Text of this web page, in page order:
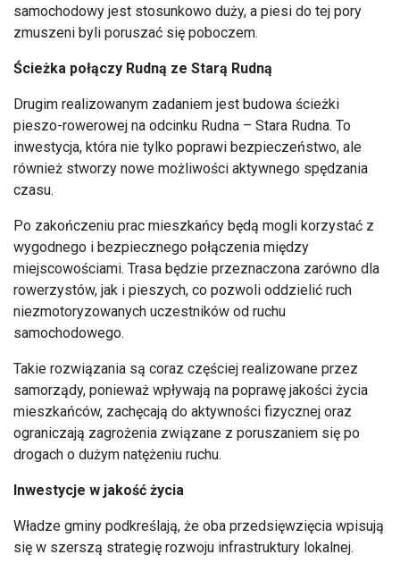
samochodowy jest stosunkowo duży, a piesi do tej pory
zmuszeni byli poruszać się poboczem.
Ścieżka połączy Rudną ze Starą Rudną
Drugim realizowanym zadaniem jest budowa ścieżki
pieszo-rowerowej na odcinku Rudna – Stara Rudna. To
inwestycja, która nie tylko poprawi bezpieczeństwo, ale
również stworzy nowe możliwości aktywnego spędzania
czasu.
Po zakończeniu prac mieszkańcy będą mogli korzystać z
wygodnego i bezpiecznego połączenia między
miejscowościami. Trasa będzie przeznaczona zarówno dla
rowerzystów, jak i pieszych, co pozwoli oddzielić ruch
niezmotoryzowanych uczestników od ruchu
samochodowego.
Takie rozwiązania są coraz częściej realizowane przez
samorządy, ponieważ wpływają na poprawę jakości życia
mieszkańców, zachęcają do aktywności fizycznej oraz
ograniczają zagrożenia związane z poruszaniem się po
drogach o dużym natężeniu ruchu.
Inwestycje w jakość życia
Władze gminy podkreślają, że oba przedsięwzięcia wpisują
się w szerszą strategię rozwoju infrastruktury lokalnej.